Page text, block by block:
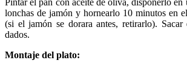
lonchas de jamón y hornearlo 10 minutos en
(si el jamón se dorara antes, retirarlo).
dados.
Montaje del plato: